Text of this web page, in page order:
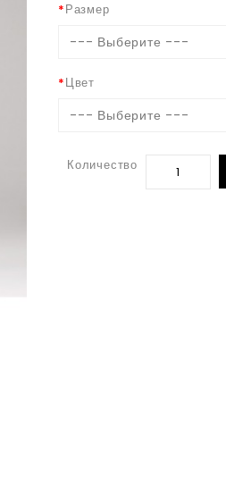
Размер
--- Выберите ---
Цвет
--- Выберите ---
Количество